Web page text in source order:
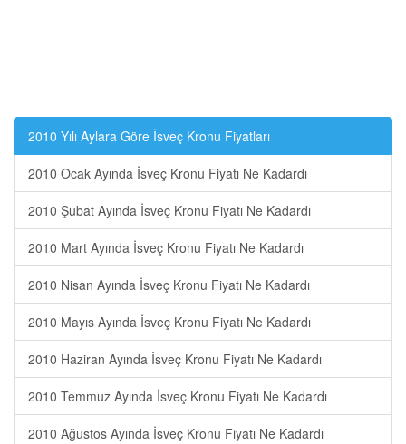
2010 Yılı Aylara Göre İsveç Kronu Fiyatları
2010 Ocak Ayında İsveç Kronu Fiyatı Ne Kadardı
2010 Şubat Ayında İsveç Kronu Fiyatı Ne Kadardı
2010 Mart Ayında İsveç Kronu Fiyatı Ne Kadardı
2010 Nisan Ayında İsveç Kronu Fiyatı Ne Kadardı
2010 Mayıs Ayında İsveç Kronu Fiyatı Ne Kadardı
2010 Haziran Ayında İsveç Kronu Fiyatı Ne Kadardı
2010 Temmuz Ayında İsveç Kronu Fiyatı Ne Kadardı
2010 Ağustos Ayında İsveç Kronu Fiyatı Ne Kadardı